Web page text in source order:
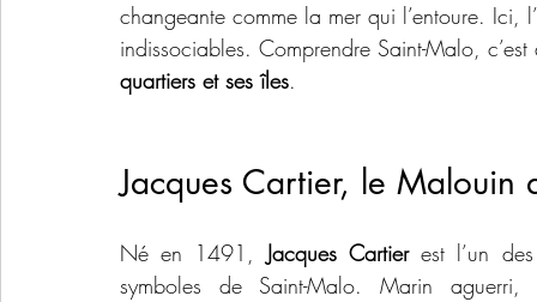
changeante comme la mer qui l’entoure. Ici,
indissociables. Comprendre Saint-Malo,
quartiers et ses îles.
Jacques Cartier, le Malouin
Né en 1491, Jacques Cartier est l’un
symboles de Saint-Malo. Marin aguerri,